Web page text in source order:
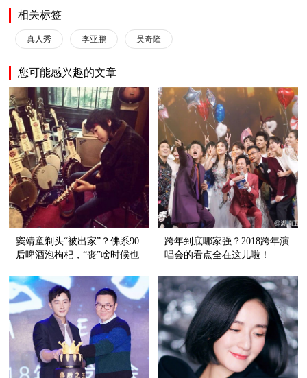
相关标签
真人秀 李亚鹏 吴奇隆
您可能感兴趣的文章
窦靖童剃头“被出家”？佛系90
后啤酒泡枸杞，“丧”啥时候也
跨年到底哪家强？2018跨年演
唱会的看点全在这儿啦！